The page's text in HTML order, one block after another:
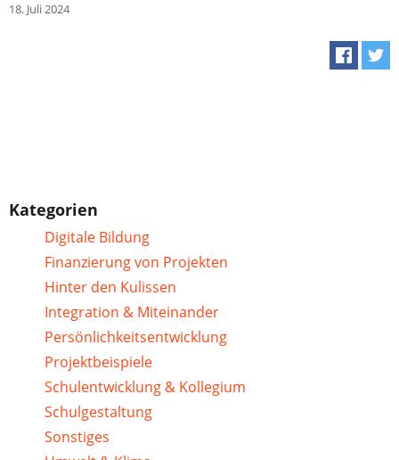
18. Juli 2024
Kategorien
Digitale Bildung
Finanzierung von Projekten
Hinter den Kulissen
Integration & Miteinander
Persönlichkeitsentwicklung
Projektbeispiele
Schulentwicklung & Kollegium
Schulgestaltung
Sonstiges